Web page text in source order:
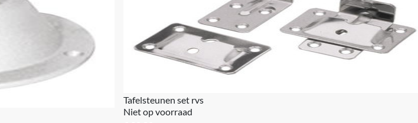
Tafelsteunen set rvs
Niet op voorraad